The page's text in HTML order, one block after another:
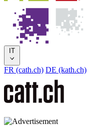
IT
FR (cath.ch) DE (kath.ch)